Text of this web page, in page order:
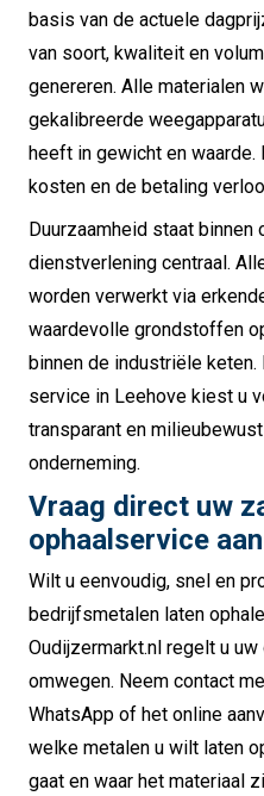
basis van de actuele
van soort, kwaliteit en
genereren. Alle materialen
gekalibreerde
heeft in gewicht en waarde.
kosten en de betaling
Duurzaamheid staat binnen
dienstverlening centraal.
worden verwerkt via
waardevolle grondstoffen
binnen de industriële
service in Leehove kiest u
transparant en
onderneming.
Vraag direct uw
ophaalservice
Wilt u eenvoudig, snel en
bedrijfsmetalen laten
Oudijzermarkt.nl regelt u
omwegen. Neem contact
WhatsApp of het online
welke metalen u wilt laten
gaat en waar het materiaal